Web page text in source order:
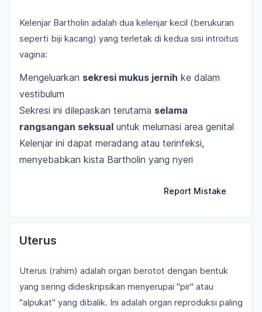
Kelenjar Bartholin adalah dua kelenjar kecil (berukuran
seperti biji kacang) yang terletak di kedua sisi introitus
vagina:
Mengeluarkan sekresi mukus jernih ke dalam
vestibulum
Sekresi ini dilepaskan terutama selama
rangsangan seksual untuk melumasi area genital
Kelenjar ini dapat meradang atau terinfeksi,
menyebabkan kista Bartholin yang nyeri
Report Mistake
Uterus
Uterus (rahim) adalah organ berotot dengan bentuk
yang sering dideskripsikan menyerupai "pir" atau
"alpukat" yang dibalik. Ini adalah organ reproduksi paling